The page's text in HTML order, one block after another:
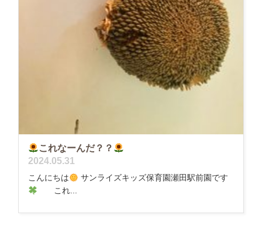
これなーんだ？？
2024.05.31
こんにちは
サンライズキッズ保育園瀬田駅前園です
これ...